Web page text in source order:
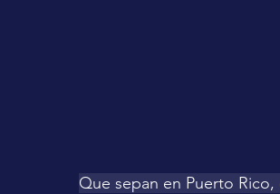
Que sepan en Puerto